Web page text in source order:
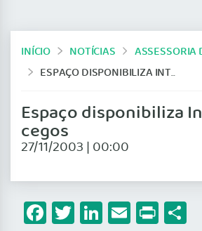
INÍCIO NOTÍCIAS
ASSESSORIA
ESPAÇO DISPONIBILIZA INTERNET PARA CEGOS
Espaço disponibiliza
cegos
27/11/2003 | 00:00
Facebook
Twitter
LinkedIn
Email
Print